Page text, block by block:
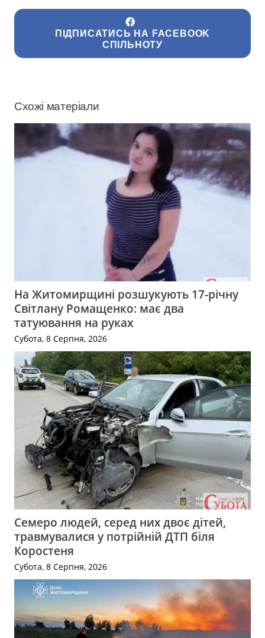
ПІДПИСАТИСЬ НА FACEBOOK
СПІЛЬНОТУ
Схожі матеріали
На Житомирщині розшукують 17-річну
Світлану Ромащенко: має два
татуювання на руках
Субота, 8 Серпня, 2026
Семеро людей, серед них двоє дітей,
травмувалися у потрійній ДТП біля
Коростеня
Субота, 8 Серпня, 2026